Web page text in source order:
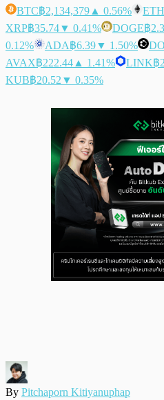
BTC฿2,134,379 ▲ 0.56% ETH
XRP฿35.74▼ 0.41% DOGE฿
0.12%
ADA฿6.39▼ 1.50%
AVAX฿222.44 ▲ 1.41% LINK฿
KUB฿20.52 ▼ 0.35%
By Pitchaporn Kitiyanuphap